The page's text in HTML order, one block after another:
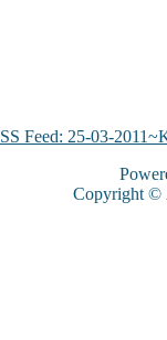
Copyright ©